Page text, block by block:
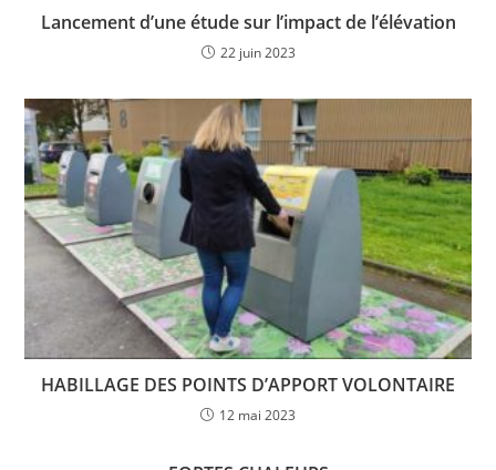
Lancement d’une étude sur l’impact de l’élévation
22 juin 2023
HABILLAGE DES POINTS D’APPORT VOLONTAIRE
12 mai 2023